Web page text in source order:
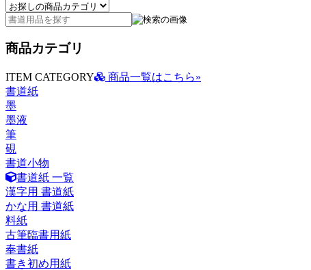
商品カテゴリ
ITEM CATEGORY
商品一覧はこちら»
書道紙
墨
墨液
筆
硯
書道小物
書道紙 一覧
漢字用 書道紙
かな用 書道紙
料紙
古筆臨書用紙
奉書紙
書き初め用紙